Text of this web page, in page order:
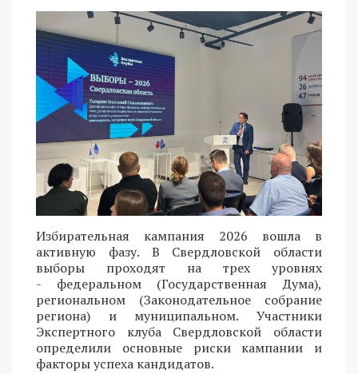
Избирательная кампания 2026 вошла в
активную фазу. В Свердловской области
выборы проходят на трех уровнях
- федеральном (Государственная Дума),
региональном (Законодательное собрание
региона) и муниципальном. Участники
Экспертного клуба Свердловской области
определили основные риски кампании и
факторы успеха кандидатов.